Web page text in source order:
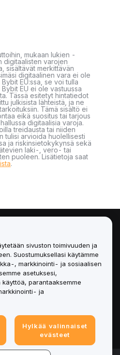
mukaan lukien -
digitaalisten varojen
sisältävät merkittävän
digitaalinen vara ei ole
EU:ssa, se voi tulla
EU ei ole vastuussa
Tässä esitetyt hintatiedot
julkisista lähteistä, ja ne
Tämä sisältö ei
eikä suositus tai tarjous
digitaalisia varoja.
treidausta tai niiden
tulisi arvioida huolellisesti
ja riskinsietokykynsä sekä
laki-, vero- tai
puoleen. Lisätietoja saat
.
sivuston toimivuuden ja
Suostumuksellasi käytämme
, markkinointi- ja sosiaalisen
asetuksesi,
parantaaksemme
ja
Hylkää valinnaiset
evästeet